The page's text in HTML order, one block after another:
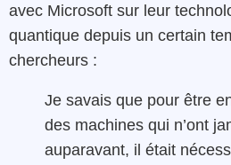
avec Microsoft sur leur
quantique depuis un certain
chercheurs :
Je savais que pour être
des machines qui n’ont
auparavant, il était